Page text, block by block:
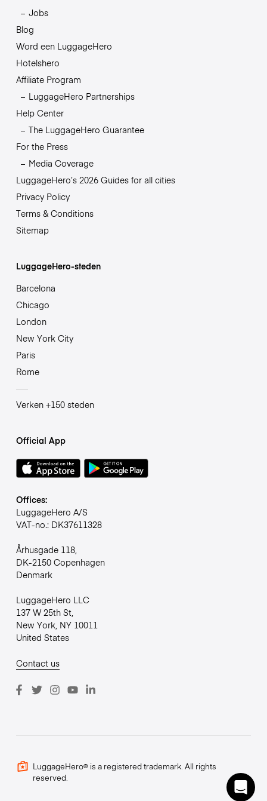
Jobs
Blog
Word een LuggageHero
Hotelshero
Affiliate Program
LuggageHero Partnerships
Help Center
The LuggageHero Guarantee
For the Press
Media Coverage
LuggageHero’s 2026 Guides for all cities
Privacy Policy
Terms & Conditions
Sitemap
LuggageHero-steden
Barcelona
Chicago
London
New York City
Paris
Rome
Verken +150 steden
Official App
Offices:
LuggageHero A/S
VAT-no.: DK37611328
Århusgade 118,
DK-2150 Copenhagen
Denmark
LuggageHero LLC
137 W 25th St,
New York, NY 10011
United States
Contact us
LuggageHero® is a registered trademark. All rights
reserved.